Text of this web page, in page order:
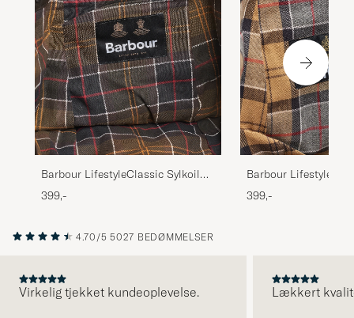
Barbour LifestyleClassic Sylkoil
Hood Olive
399,-
Barbour
HoodNavy
399,-
4.70/5 5027 BEDØMMELSER
Virkelig tjekket kundeoplevelse. Lækkert